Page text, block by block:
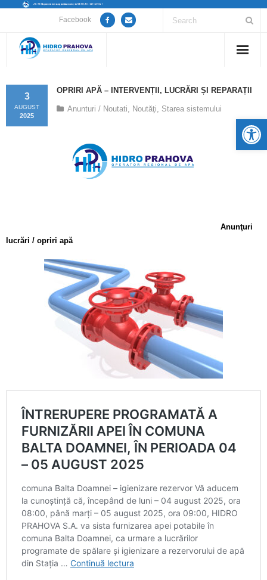
Facebook
Despre noi
Informații de interes public
Calitatea apei
Comunicare
OPRIRI APĂ – INTERVENȚII, LUCRĂRI ȘI REPARAȚII
3
AUGUST
2025
Anunturi / Noutati, Noutăţi, Starea sistemului
Anunţuri
lucrări / opriri apă